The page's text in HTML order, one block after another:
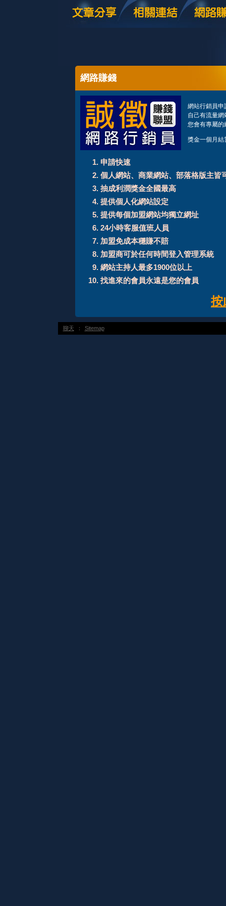
網路賺錢
網站行銷員申
自己有流量
您會有專屬的
獎金一個月結
申請快速
個人網站、商業網站、部落格版主皆
抽成利潤獎金全國最高
提供個人化網站設定
提供每個加盟網站均獨立網址
24小時客服值班人員
加盟免成本穩賺不賠
加盟商可於任何時間登入管理系統
網站主持人最多1900位以上
找進來的會員永遠是您的會員
按
聊天 ： Sitemap